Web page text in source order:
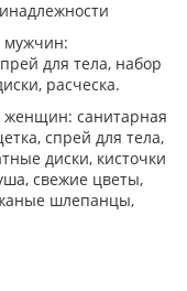
мужчин:
для тела, набор
расческа.
женщин: санитарная
спрей для тела,
диски, кисточки
свежие цветы,
шлепанцы,